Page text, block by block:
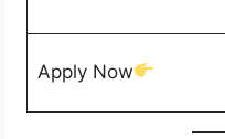
Apply Now